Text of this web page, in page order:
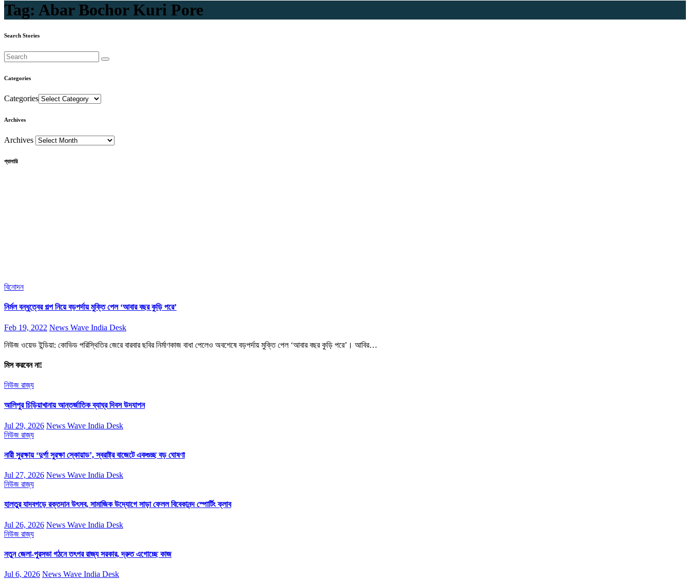
Tag: Abar Bochor Kuri Pore
Search Stories
Categories
Categories
Archives
Archives
গ্যালারি
বিনোদন
নির্মল বন্ধুত্বের গল্প নিয়ে বড়পর্দায় মুক্তি পেল ‘আবার বছর কুড়ি পরে’
Feb 19, 2022 News Wave India Desk
নিউজ ওয়েভ ইন্ডিয়া: কোভিড পরিস্থিতির জেরে বারবার ছবির নির্মাণকাজ বাধা পেলেও অবশেষে বড়পর্দায় মুক্তি পেল ‘আবার বছর কুড়ি পরে’। আবির…
মিস করবেন না!
নিউজ রাজ্য
আলিপুর চিড়িয়াখানায় আন্তর্জাতিক ব্যাঘ্র দিবস উদযাপন
Jul 29, 2026 News Wave India Desk
নিউজ রাজ্য
নারী সুরক্ষায় ‘দুর্গা সুরক্ষা স্কোয়াড’, স্বরাষ্ট্র বাজেটে একগুচ্ছ বড় ঘোষণা
Jul 27, 2026 News Wave India Desk
নিউজ রাজ্য
হালতুর যাদবগড়ে রক্তদান উৎসব, সামাজিক উদ্যোগে সাড়া ফেলল বিবেকানন্দ স্পোর্টিং ক্লাব
Jul 26, 2026 News Wave India Desk
নিউজ রাজ্য
নতুন জেলা-পুরসভা গঠনে তৎপর রাজ্য সরকার, দ্রুত এগোচ্ছে কাজ
Jul 6, 2026 News Wave India Desk